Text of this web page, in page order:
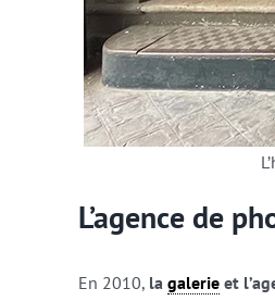
L’agence de
En 2010, la galerieet